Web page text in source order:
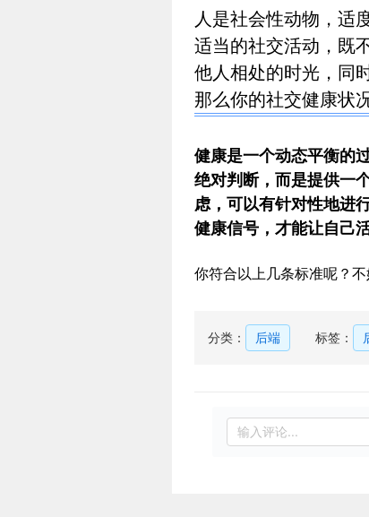
人是社会性动物，适
适当的社交活动，既
他人相处的时光，同
那么你的社交健康状
健康是一个动态平衡的
绝对判断，而是提供一
虑，可以有针对性地进
健康信号，才能让自己
你符合以上几条标准呢？
分类： 后端 标签：